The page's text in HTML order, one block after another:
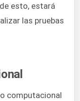
esto, estará
las pruebas
computacional